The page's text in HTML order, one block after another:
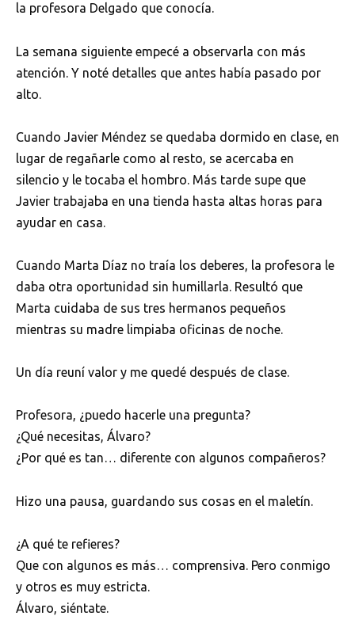
la profesora Delgado que conocía.
La semana siguiente empecé a observarla con más
atención. Y noté detalles que antes había pasado por
alto.
Cuando Javier Méndez se quedaba dormido en clase, en
lugar de regañarle como al resto, se acercaba en
silencio y le tocaba el hombro. Más tarde supe que
Javier trabajaba en una tienda hasta altas horas para
ayudar en casa.
Cuando Marta Díaz no traía los deberes, la profesora le
daba otra oportunidad sin humillarla. Resultó que
Marta cuidaba de sus tres hermanos pequeños
mientras su madre limpiaba oficinas de noche.
Un día reuní valor y me quedé después de clase.
Profesora, ¿puedo hacerle una pregunta?
¿Qué necesitas, Álvaro?
¿Por qué es tan… diferente con algunos compañeros?
Hizo una pausa, guardando sus cosas en el maletín.
¿A qué te refieres?
Que con algunos es más… comprensiva. Pero conmigo
y otros es muy estricta.
Álvaro, siéntate.